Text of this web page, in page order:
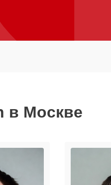
в Москве